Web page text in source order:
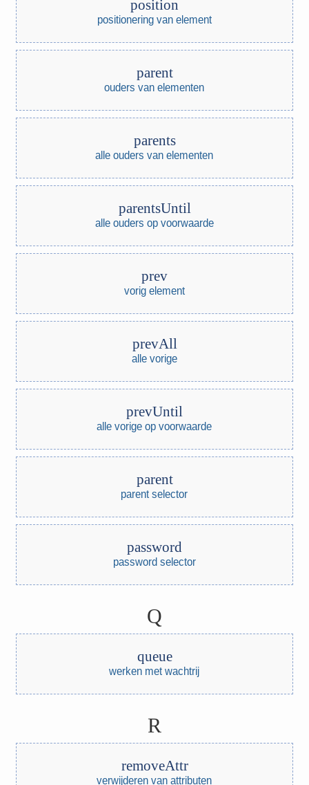
position
positionering van element
parent
ouders van elementen
parents
alle ouders van elementen
parentsUntil
alle ouders op voorwaarde
prev
vorig element
prevAll
alle vorige
prevUntil
alle vorige op voorwaarde
parent
parent selector
password
password selector
Q
queue
werken met wachtrij
R
removeAttr
verwijderen van attributen